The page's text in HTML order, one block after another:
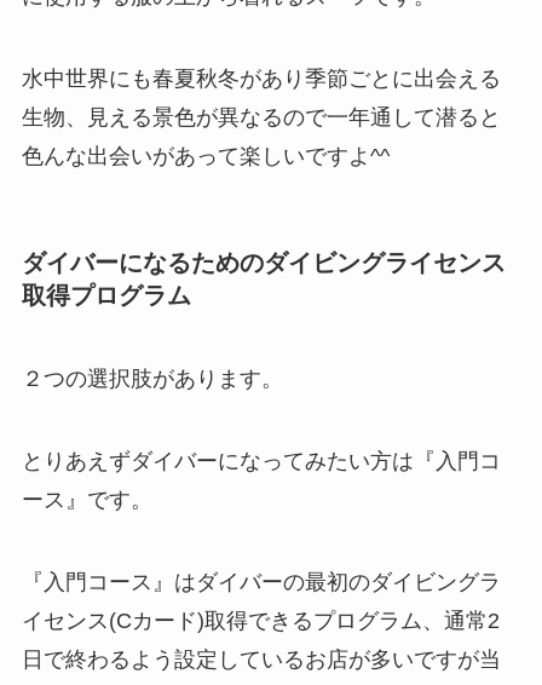
水中世界にも春夏秋冬があり季節ごとに出会える
生物、見える景色が異なるので一年通して潜ると
色んな出会いがあって楽しいですよ^^
ダイバーになるためのダイビングライセンス
取得プログラム
２つの選択肢があります。
とりあえずダイバーになってみたい方は『入門コ
ース』です。
『入門コース』はダイバーの最初のダイビングラ
イセンス(Cカード)取得できるプログラム、通常2
日で終わるよう設定しているお店が多いですが当